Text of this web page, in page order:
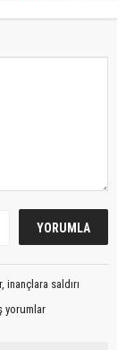
saldırı
yorumlar